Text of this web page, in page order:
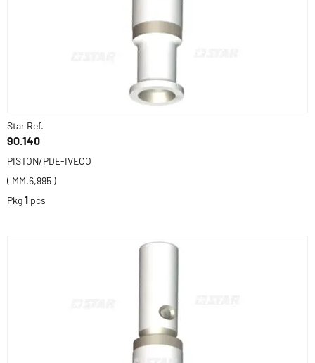
Star Ref.
90.140
PISTON/PDE-IVECO
( MM.6,995 )
Pkg1 pcs